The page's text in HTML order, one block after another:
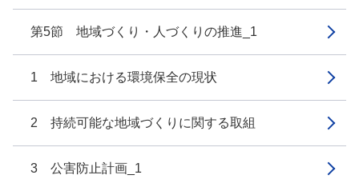
第5節 地域づくり・人づくりの推進_1
1 地域における環境保全の現状
2 持続可能な地域づくりに関する取組
3 公害防止計画_1